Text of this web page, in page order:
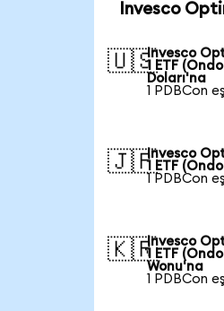
Invesco
🇺🇸Invesco
1 ETF
Doları'na
1 PDBCon
🇯🇵Invesco
1 ETF
1 PDBCon
🇰🇷Invesco
1 ETF
Wonu'na
1 PDBCon